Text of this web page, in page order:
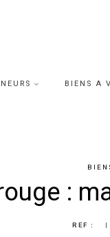
BIENS A
:
REF : |